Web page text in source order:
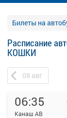
Билеты на
Расписание
КОШКИ
08 авг
06:35
Канаш АВ